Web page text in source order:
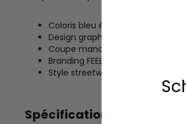
Coloris bleu électrique qui claque
Design graphique Tears
Coupe manches courtes
Branding FEELINGS
Style streetwear
Spécifications